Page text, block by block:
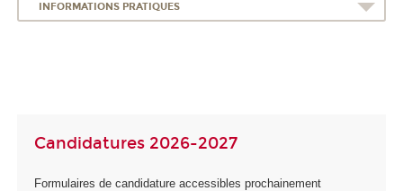
INFORMATIONS PRATIQUES
Candidatures 2026-2027
Formulaires de candidature accessibles prochainement